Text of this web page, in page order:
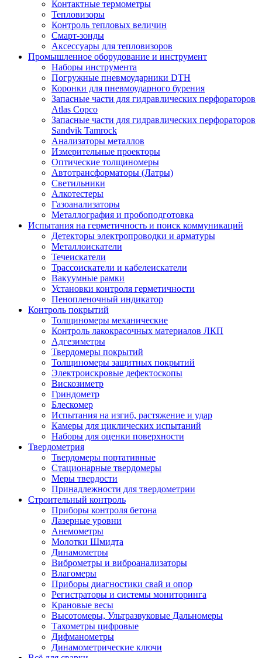
Контактные термометры
Тепловизоры
Контроль тепловых величин
Смарт-зонды
Аксессуары для тепловизоров
Промышленное оборудование и инструмент
Наборы инструмента
Погружные пневмоударники DTH
Коронки для пневмоударного бурения
Запасные части для гидравлических перфораторов
Atlas Copco
Запасные части для гидравлических перфораторов
Sandvik Tamrock
Анализаторы металлов
Измерительные проекторы
Оптические толщиномеры
Автотрансформаторы (Латры)
Светильники
Алкотестеры
Газоанализаторы
Металлография и пробоподготовка
Испытания на герметичность и поиск коммуникаций
Детекторы электропроводки и арматуры
Металлоискатели
Течеискатели
Трассоискатели и кабелеискатели
Вакуумные рамки
Установки контроля герметичности
Пенопленочный индикатор
Контроль покрытий
Толщиномеры механические
Контроль лакокрасочных материалов ЛКП
Адгезиметры
Твердомеры покрытий
Толщиномеры защитных покрытий
Электроискровые дефектоскопы
Вискозиметр
Гриндометр
Блескомер
Испытания на изгиб, растяжение и удар
Камеры для циклических испытаний
Наборы для оценки поверхности
Твердометрия
Твердомеры портативные
Стационарные твердомеры
Меры твердости
Принадлежности для твердометрии
Строительный контроль
Приборы контроля бетона
Лазерные уровни
Анемометры
Молотки Шмидта
Динамометры
Виброметры и виброанализаторы
Влагомеры
Приборы диагностики свай и опор
Регистраторы и системы мониторинга
Крановые весы
Высотомеры, Ультразвуковые Дальномеры
Тахометры цифровые
Дифманометры
Динамометрические ключи